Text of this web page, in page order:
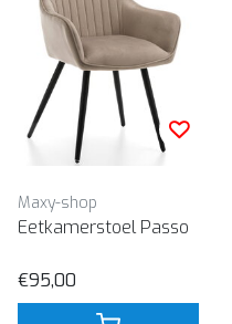
Maxy-shop
Eetkamerstoel Passo
€95,00